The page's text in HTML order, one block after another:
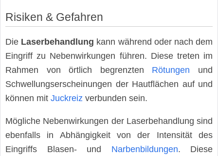
Risiken & Gefahren
Die Laserbehandlung kann während oder nach dem
Eingriff zu Nebenwirkungen führen. Diese treten im
Rahmen von örtlich begrenzten Rötungen und
Schwellungserscheinungen der Hautflächen auf und
können mit Juckreiz verbunden sein.
Mögliche Nebenwirkungen der Laserbehandlung sind
ebenfalls in Abhängigkeit von der Intensität des
Eingriffs Blasen- und Narbenbildungen. Diese